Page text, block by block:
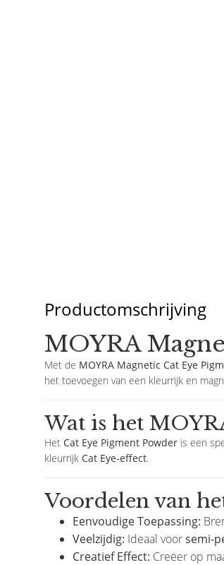
Productomschrijving
MOYRA
Met de MOYRA Magnetic Cat Eye
het toevoegen van een kleurrijk en
Wat is het
Het Cat Eye Pigment Powder is een
kleurrijk Cat Eye-effect.
Voordelen van
Eenvoudige Toepassing:
Veelzijdig: Ideaal voorsemi-
Creatief Effect: Creëer op